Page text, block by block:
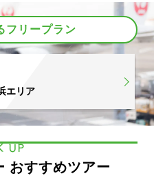
フリープラン
エリア
UP
おすすめツアー